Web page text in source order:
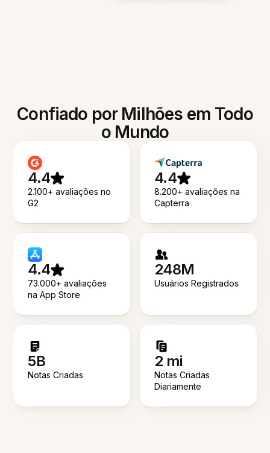
Confiado por Milhões em Todo
o Mundo
4.4
2.100+ avaliações no
G2
4.4
8.200+ avaliações na
Capterra
4.4
73.000+ avaliações
na App Store
248M
Usuários Registrados
5B
Notas Criadas
2 mi
Notas Criadas
Diariamente